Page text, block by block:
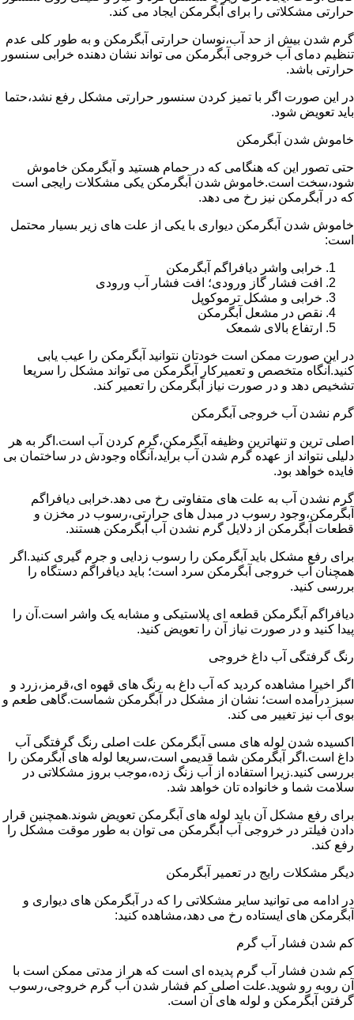
حرارتی مشکلاتی را برای آبگرمکن ایجاد می کند.
گرم شدن بیش از حد آب،نوسان حرارتی آبگرمکن و به طور کلی عدم
تنظیم دمای آب خروجی آبگرمکن می تواند نشان دهنده خرابی سنسور
حرارتی باشد.
در این صورت اگر با تمیز کردن سنسور حرارتی مشکل رفع نشد،حتما
باید تعویض شود.
خاموش شدن آبگرمکن
حتی تصور این که هنگامی که در حمام هستید و آبگرمکن خاموش
شود،سخت است.خاموش شدن آبگرمکن یکی مشکلات رایجی است
که در آبگرمکن نیز رخ می دهد.
خاموش شدن آبگرمکن دیواری با یکی از علت های زیر بسیار محتمل
است:
خرابی واشر دیافراگم آبگرمکن
افت فشار گاز ورودی؛ افت فشار آب ورودی
خرابی و مشکل ترموکوپل
نقص در مشعل آبگرمکن
ارتفاع بالای شمعک
در این صورت ممکن است خودتان نتوانید آبگرمکن را عیب یابی
کنید.آنگاه متخصص و تعمیرکار آبگرمکن می تواند مشکل را سریعا
تشخیص دهد و در صورت نیاز آبگرمکن را تعمیر کند.
گرم نشدن آب خروجی آبگرمکن
اصلی ترین و تنهاترین وظیفه آبگرمکن،گرم کردن آب است.اگر به هر
دلیلی نتواند از عهده گرم شدن آب برآید،آنگاه وجودش در ساختمان بی
فایده خواهد بود.
گرم نشدن آب به علت های متفاوتی رخ می دهد.خرابی دیافراگم
آبگرمکن،وجود رسوب در مبدل های حرارتی،رسوب در مخزن و
قطعات آبگرمکن از دلایل گرم نشدن آب آبگرمکن هستند.
برای رفع مشکل باید آبگرمکن را رسوب زدایی و جرم گیری کنید.اگر
همچنان آب خروجی آبگرمکن سرد است؛ باید دیافراگم دستگاه را
بررسی کنید.
دیافراگم آبگرمکن قطعه ای پلاستیکی و مشابه یک واشر است.آن را
پیدا کنید و در صورت نیاز آن را تعویض کنید.
رنگ گرفتگی آب داغ خروجی
اگر اخیرا مشاهده کردید که آب داغ به رنگ های قهوه ای،قرمز،زرد و
سبز درآمده است؛ نشان از مشکل در آبگرمکن شماست.گاهی طعم و
بوی آب نیز تغییر می کند.
اکسیده شدن لوله های مسی آبگرمکن علت اصلی رنگ گرفتگی آب
داغ است.اگر آبگرمکن شما قدیمی است،سریعا لوله های آبگرمکن را
بررسی کنید.زیرا استفاده از آب زنگ زده،موجب بروز مشکلاتی در
سلامت شما و خانواده تان خواهد شد.
برای رفع مشکل آن باید لوله های آبگرمکن تعویض شوند.همچنین قرار
دادن فیلتر در خروجی آب آبگرمکن می توان به طور موقت مشکل را
رفع کند.
دیگر مشکلات رایج در تعمیر آبگرمکن
در ادامه می توانید سایر مشکلاتی را که در آبگرمکن های دیواری و
آبگرمکن های ایستاده رخ می دهد،مشاهده کنید:
کم شدن فشار آب گرم
کم شدن فشار آب گرم پدیده ای است که هر از مدتی ممکن است با
آن روبه رو شوید.علت اصلی کم فشار شدن آب گرم خروجی،رسوب
گرفتن آبگرمکن و لوله های آن است.